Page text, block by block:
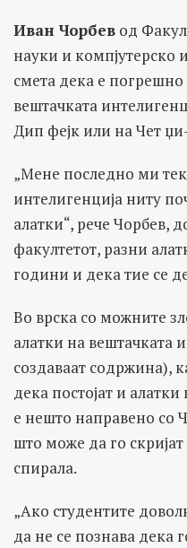
Иван Чорбев од
науки и
смета дека е погрешно
вештачката
Дип фејк или на Чет
„Мене последно ми
интелигенција ниту
алатки“, рече Чорбев,
факултетот, разни
години и дека тие се
Во врска со можните
алатки на вештачката
создаваат содржина),
дека постојат и
е нешто направено со
што може да го
спирала.
„Ако студентите
да не се познава дека